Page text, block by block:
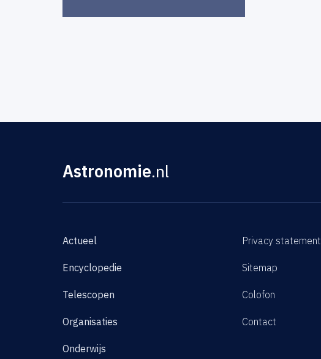
Astronomie.nl
Actueel
Encyclopedie
Telescopen
Organisaties
Onderwijs
Privacy statement
Sitemap
Colofon
Contact